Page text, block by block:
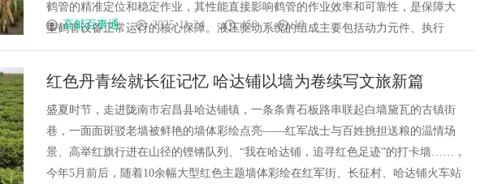
鹤管的精准定位和稳定作业，其性能直接影响鹤管的作业效率和可靠性，是保障大
型鹤管设备正常运行的核心保障。液压驱动系统的组成主要包括动力元件、执行
高邮百事通 2025-11-24 450 10
红色丹青绘就长征记忆 哈达铺以墙为卷续写文旅新篇
盛夏时节，走进陇南市宕昌县哈达铺镇，一条条青石板路串联起白墙黛瓦的古镇街
巷，一面面斑驳老墙被鲜艳的墙体彩绘点亮——红军战士与百姓挑担送粮的温情场
景、高举红旗行进在山径的铿锵队列、“我在哈达铺，追寻红色足迹”的打卡墙……，
今年5月前后，随着10余幅大型红色主题墙体彩绘在红军街、长征村、哈达铺火车站